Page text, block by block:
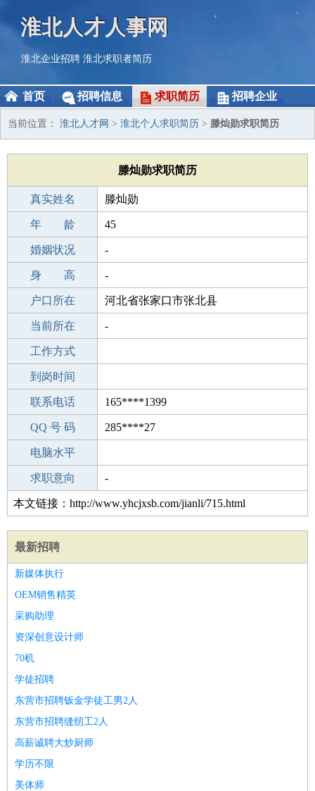
淮北人才人事网
淮北企业招聘 淮北求职者简历
首页 招聘信息 求职简历 招聘企业
当前位置： 淮北人才网 > 淮北个人求职简历 > 滕灿勋求职简历
滕灿勋求职简历
真实姓名 滕灿勋
性 别 男
年 龄 45
出生年月 1981-11-02
婚姻状况 -
学 历 成人教育
身 高 -
毕业学校 长沙七彩蒲公英艺术培训中心
户口所在 河北省张家口市张北县
所学专业 -
当前所在 -
工作经验
工作方式
驾 照
到岗时间
期望月薪
联系电话 165****1399
手机号码 165****1399
QQ 号 码 285****27
微信号码
电脑水平
外语水平
求职意向 -
本文链接：http://www.yhcjxsb.com/jianli/715.html
最新招聘
新媒体执行
OEM销售精英
采购助理
资深创意设计师
70机
学徒招聘
东营市招聘钣金学徒工男2人
东营市招聘缝纫工2人
高薪诚聘大炒厨师
学历不限
美体师